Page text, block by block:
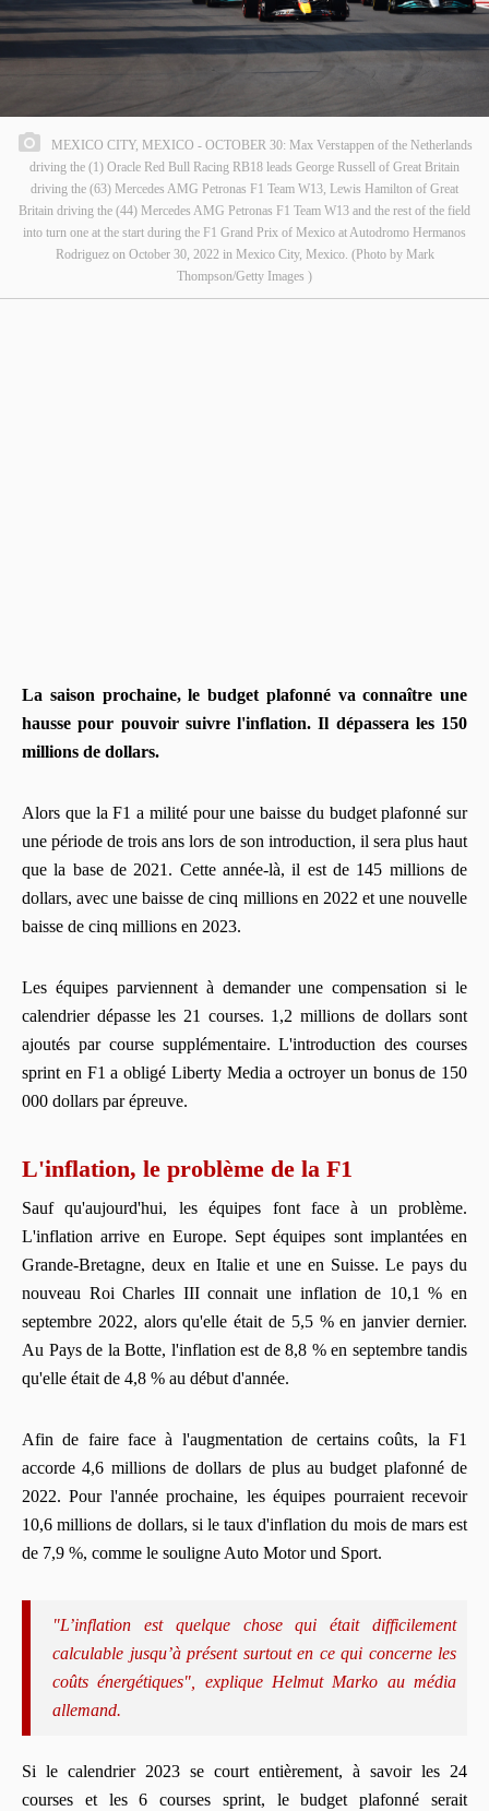
MEXICO CITY, MEXICO - OCTOBER 30: Max Verstappen of the Netherlands
driving the (1) Oracle Red Bull Racing RB18 leads George Russell of Great Britain
driving the (63) Mercedes AMG Petronas F1 Team W13, Lewis Hamilton of Great
Britain driving the (44) Mercedes AMG Petronas F1 Team W13 and the rest of the field
into turn one at the start during the F1 Grand Prix of Mexico at Autodromo Hermanos
Rodriguez on October 30, 2022 in Mexico City, Mexico. (Photo by Mark
Thompson/Getty Images )
La saison prochaine, le budget plafonné va connaître une
hausse pour pouvoir suivre l'inflation. Il dépassera les 150
millions de dollars.
Alors que la F1 a milité pour une baisse du budget plafonné sur
une période de trois ans lors de son introduction, il sera plus haut
que la base de 2021. Cette année-là, il est de 145 millions de
dollars, avec une baisse de cinq millions en 2022 et une nouvelle
baisse de cinq millions en 2023.
Les équipes parviennent à demander une compensation si le
calendrier dépasse les 21 courses. 1,2 millions de dollars sont
ajoutés par course supplémentaire. L'introduction des courses
sprint en F1 a obligé Liberty Media a octroyer un bonus de 150
000 dollars par épreuve.
L'inflation, le problème de la F1
Sauf qu'aujourd'hui, les équipes font face à un problème.
L'inflation arrive en Europe. Sept équipes sont implantées en
Grande-Bretagne, deux en Italie et une en Suisse. Le pays du
nouveau Roi Charles III connait une inflation de 10,1 % en
septembre 2022, alors qu'elle était de 5,5 % en janvier dernier.
Au Pays de la Botte, l'inflation est de 8,8 % en septembre tandis
qu'elle était de 4,8 % au début d'année.
Afin de faire face à l'augmentation de certains coûts, la F1
accorde 4,6 millions de dollars de plus au budget plafonné de
2022. Pour l'année prochaine, les équipes pourraient recevoir
10,6 millions de dollars, si le taux d'inflation du mois de mars est
de 7,9 %, comme le souligne Auto Motor und Sport.
"L’inflation est quelque chose qui était difficilement
calculable jusqu’à présent surtout en ce qui concerne les
coûts énergétiques", explique Helmut Marko au média
allemand.
Si le calendrier 2023 se court entièrement, à savoir les 24
courses et les 6 courses sprint, le budget plafonné serait